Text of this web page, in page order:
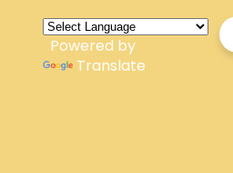
Powered by
Translate